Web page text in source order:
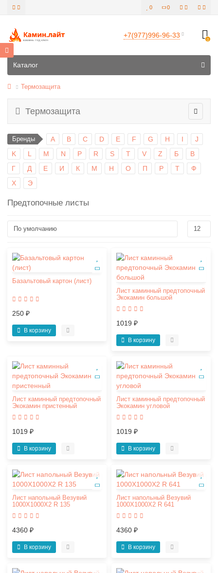
0
0
+7(977)996-96-33
0
Каталог
Термозащита
Термозащита
Бренды A B C D E F G H I
J
K
L M N P R S T V Z Б
В
Г
Д Е И К М Н О П Р Т
Ф
Х
Э
Предтопочные листы
Базальтовый картон (лист)
250 ₽
В корзину
Лист каминный предтопочный
Экокамин большой
1019 ₽
В корзину
Лист каминный предтопочный
Экокамин пристенный
1019 ₽
В корзину
Лист каминный предтопочный
Экокамин угловой
1019 ₽
В корзину
Лист напольный Везувий
1000Х1000Х2 R 135
4360 ₽
В корзину
Лист напольный Везувий
1000Х1000Х2 R 641
4360 ₽
В корзину